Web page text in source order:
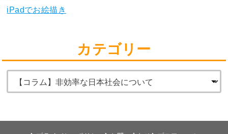
iPadでお絵描き
カテゴリー